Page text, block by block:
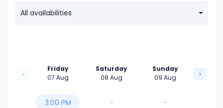
All availabilities
Friday
07 Aug
3:00 PM
Saturday
08 Aug
-
Sunday
09 Aug
-